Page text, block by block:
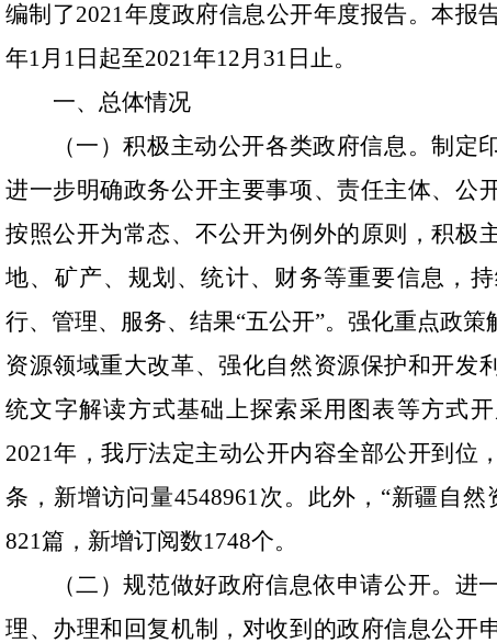
编制了2021年度政府信息公开年度报告。本报
年1月 1 日起至2021年12月 31 日止。
一、总体情况
（一）积极主动公开各类政府信息。制定
进一步明确政务公开主要事项、责任主体、公
按照公开为常态、不公开为例外的原则，积极
地、矿产、规划、统计、财务等重要信息，
行、管理、服务、结果“五公开”。强化重点政策
资源领域重大改革、强化自然资源保护和开发
统文字解读方式基础上探索采用图表等方式开
2021年，我厅法定主动公开内容全部公开到位
条，新增访问量4548961次。此外， “新疆自然
821篇，新增订阅数1748个。
（二）规范做好政府信息依申请公开。 进
理、办理和回复机制，对收到的政府信息公开